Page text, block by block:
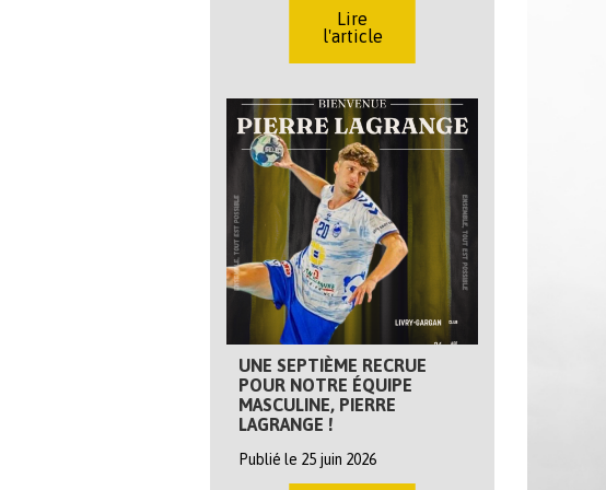
Lire
l'article
UNE SEPTIÈME RECRUE
POUR NOTRE ÉQUIPE
MASCULINE, PIERRE
LAGRANGE !
Publié le 25 juin 2026